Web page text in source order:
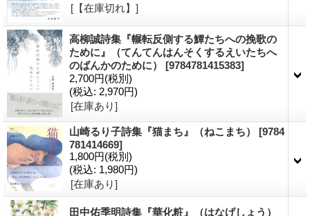
[【在庫切れ】]
高柳誠詩集『輾転反側する鱏たちへの挽歌の
ために』（てんてんはんそくするえいたちへ
のばんかのために） [9784781415383]
2,700円(税別)
(税込: 2,970円)
[在庫あり]
山崎るり子詩集『猫まち』（ねこまち） [9784
781414669]
1,800円(税別)
(税込: 1,980円)
[在庫あり]
田中佑季明詩集『華化粧』（はなげしょう）